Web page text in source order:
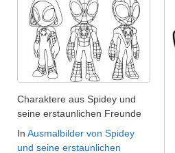
Charaktere aus Spidey und
seine erstaunlichen Freunde
In Ausmalbilder von Spidey
und seine erstaunlichen